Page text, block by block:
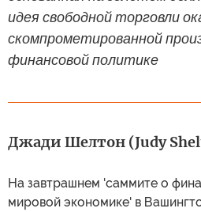
идея свободной торговли
скомпрометированной
финансовой политике
Джади Шелтон (Judy
На завтрашнем 'саммите о
мировой экономике' в